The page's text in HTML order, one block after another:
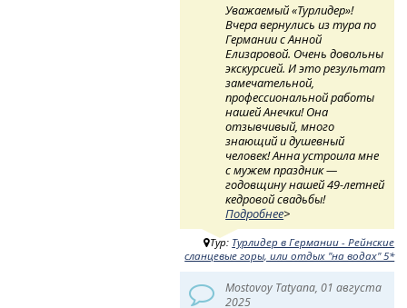
Уважаемый «Турлидер»!
Вчера вернулись из тура по
Германии с Анной
Елизаровой. Очень довольны
экскурсией. И это результат
замечательной,
профессиональной работы
нашей Анечки! Она
отзывчивый, много
знающий и душевный
человек! Анна устроила мне
с мужем праздник —
годовщину нашей 49-летней
кедровой свадьбы!
Подробнее>
Тур: Турлидер в Германии - Рейнские
сланцевые горы, или отдых "на водах" 5*
Mostovoy Tatyana, 01 августа
2025